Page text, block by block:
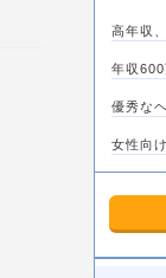
高年収
年収
優秀な
女性向